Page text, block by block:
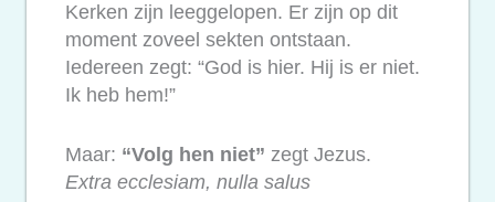
Kerken zijn leeggelopen. Er zijn op dit
moment zoveel sekten ontstaan.
Iedereen zegt: “God is hier. Hij is er niet.
Ik heb hem!”
Maar: “Volg hen niet” zegt Jezus.
Extra ecclesiam, nulla salus